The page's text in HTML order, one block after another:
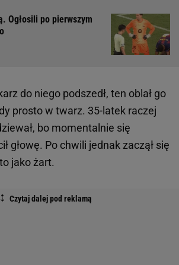
Ogłosili po pierwszym
do niego podszedł, ten oblał go
prosto w twarz. 35-latek raczej
bo momentalnie się
głowę. Po chwili jednak zaczął się
jako żart.